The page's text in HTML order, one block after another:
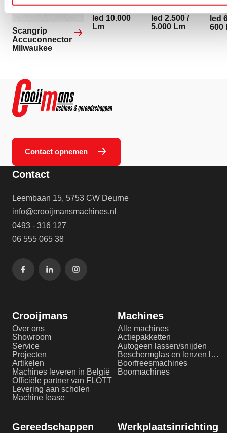
Scangrip
Accuconnector
Milwaukee
led 10.000
Lm
led 2.500 /
5.000 Lm
led
600
Contact opnemen
Contact
Leembaan 15, 5753 CW Deurne
info@crooijmansmachines.nl
0493 - 316 127
06 555 065 38
Crooijmans
Over ons
Showroom
Service
Projecten
Artikelen
Machines leveren in België
Officiële partner van FLOTT
Levering aan scholen
Machine lease
Machines
Alle machines
Actiepakketten
Autogeen lassen/snijden
Beschermglas en lenzen laserlassen
Boorfreesmachines
Boormachines
Gereedschappen Werkplaatsinrichting